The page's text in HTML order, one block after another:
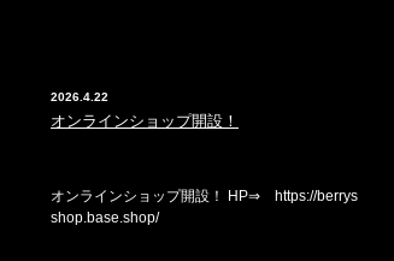
2026.4.22
オンラインショップ開設！
オンラインショップ開設！ HP⇒ https://berrys
shop.base.shop/